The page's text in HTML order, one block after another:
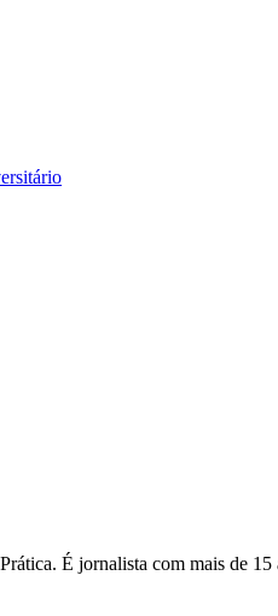
É jornalista com mais de